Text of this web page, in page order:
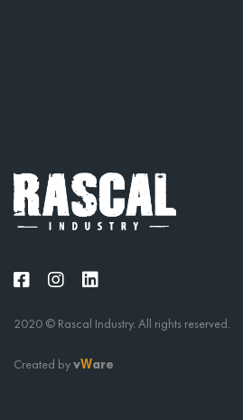
2020 © Rascal Industry. All rights reserved.
Created byvWare